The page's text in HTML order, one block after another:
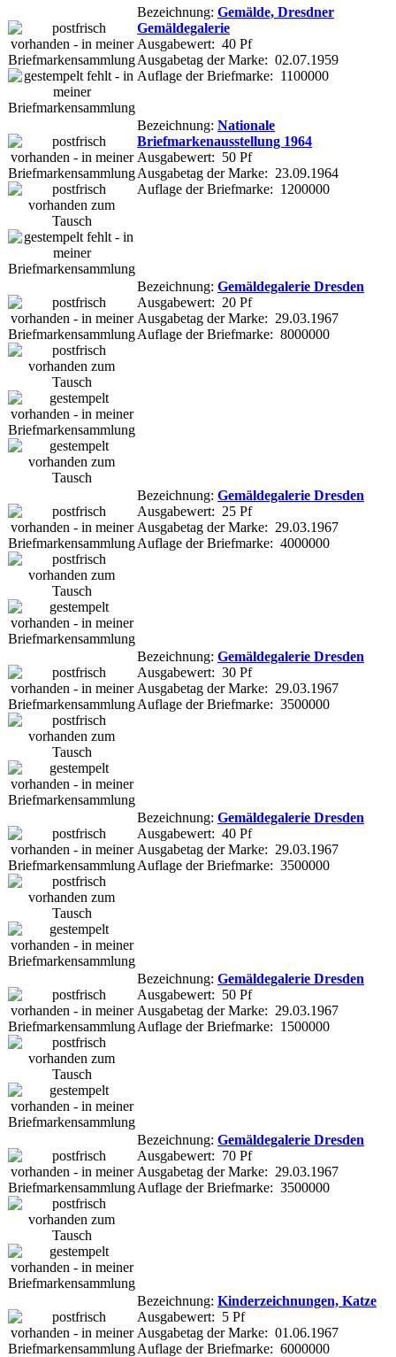
Bezeichnung: Gemälde, Dresdner
Gemäldegalerie
Ausgabewert: 40 Pf
Ausgabetag der Marke: 02.07.1959
Auflage der Briefmarke: 1100000
Bezeichnung: Nationale
Briefmarkenausstellung 1964
Ausgabewert: 50 Pf
Ausgabetag der Marke: 23.09.1964
Auflage der Briefmarke: 1200000
Bezeichnung: Gemäldegalerie Dresden
Ausgabewert: 20 Pf
Ausgabetag der Marke: 29.03.1967
Auflage der Briefmarke: 8000000
Bezeichnung: Gemäldegalerie Dresden
Ausgabewert: 25 Pf
Ausgabetag der Marke: 29.03.1967
Auflage der Briefmarke: 4000000
Bezeichnung: Gemäldegalerie Dresden
Ausgabewert: 30 Pf
Ausgabetag der Marke: 29.03.1967
Auflage der Briefmarke: 3500000
Bezeichnung: Gemäldegalerie Dresden
Ausgabewert: 40 Pf
Ausgabetag der Marke: 29.03.1967
Auflage der Briefmarke: 3500000
Bezeichnung: Gemäldegalerie Dresden
Ausgabewert: 50 Pf
Ausgabetag der Marke: 29.03.1967
Auflage der Briefmarke: 1500000
Bezeichnung: Gemäldegalerie Dresden
Ausgabewert: 70 Pf
Ausgabetag der Marke: 29.03.1967
Auflage der Briefmarke: 3500000
Bezeichnung: Kinderzeichnungen, Katze
Ausgabewert: 5 Pf
Ausgabetag der Marke: 01.06.1967
Auflage der Briefmarke: 6000000